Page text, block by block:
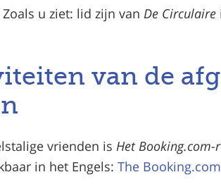
u ziet: lid zijn van De Circulaire
van de
vrienden is Het Booking.com-
in het Engels: The